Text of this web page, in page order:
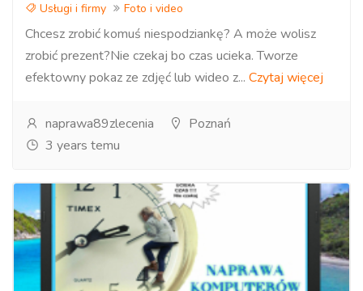
Usługi i firmy Foto i video
Chcesz zrobić komuś niespodziankę? A może wolisz
zrobić prezent?Nie czekaj bo czas ucieka. Tworze
efektowny pokaz ze zdjęć lub wideo z... Czytaj więcej
naprawa89zlecenia
Poznań
3 years temu